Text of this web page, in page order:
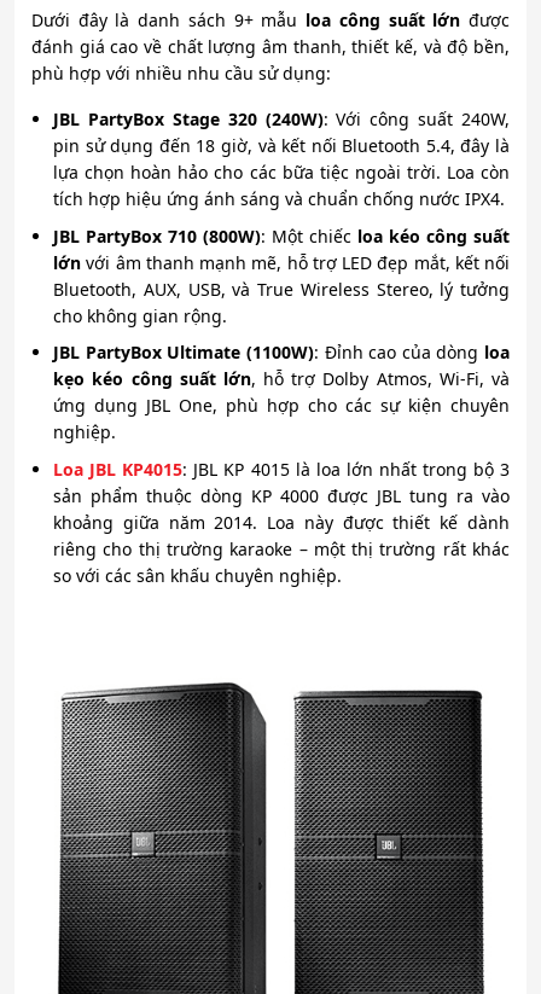
Dưới đây là danh sách 9+ mẫu loa công suất lớn được
đánh giá cao về chất lượng âm thanh, thiết kế, và độ bền,
phù hợp với nhiều nhu cầu sử dụng:
JBL PartyBox Stage 320 (240W): Với công suất 240W,
pin sử dụng đến 18 giờ, và kết nối Bluetooth 5.4, đây là
lựa chọn hoàn hảo cho các bữa tiệc ngoài trời. Loa còn
tích hợp hiệu ứng ánh sáng và chuẩn chống nước IPX4.
JBL PartyBox 710 (800W): Một chiếc loa kéo công suất
lớn với âm thanh mạnh mẽ, hỗ trợ LED đẹp mắt, kết nối
Bluetooth, AUX, USB, và True Wireless Stereo, lý tưởng
cho không gian rộng.
JBL PartyBox Ultimate (1100W): Đỉnh cao của dòng loa
kẹo kéo công suất lớn, hỗ trợ Dolby Atmos, Wi-Fi, và
ứng dụng JBL One, phù hợp cho các sự kiện chuyên
nghiệp.
Loa JBL KP4015: JBL KP 4015 là loa lớn nhất trong bộ 3
sản phẩm thuộc dòng KP 4000 được JBL tung ra vào
khoảng giữa năm 2014. Loa này được thiết kế dành
riêng cho thị trường karaoke – một thị trường rất khác
so với các sân khấu chuyên nghiệp.